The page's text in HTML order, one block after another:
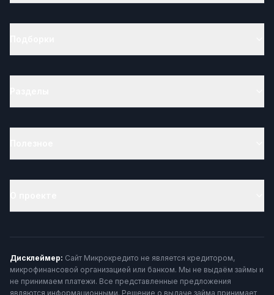
Дисклеймер: Сайт Микрокредито не является кредитором,
микрофинансовой организацией или банком. Мы не выдаём займы и
не принимаем платежи. Все представленные предложения
являются информационными. Решение о выдаче займа принимает